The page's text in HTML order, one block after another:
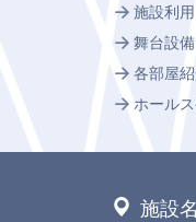
施設利用
舞台設備
各部屋
ホール
施設